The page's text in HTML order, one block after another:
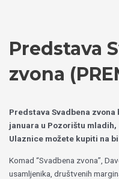
Predstava
zvona
Predstava Svadbena
januara u Pozorištu mladih,
Ulaznice možete kupiti na
Komad “Svadbena zvona”,
usamljenika, društvenih